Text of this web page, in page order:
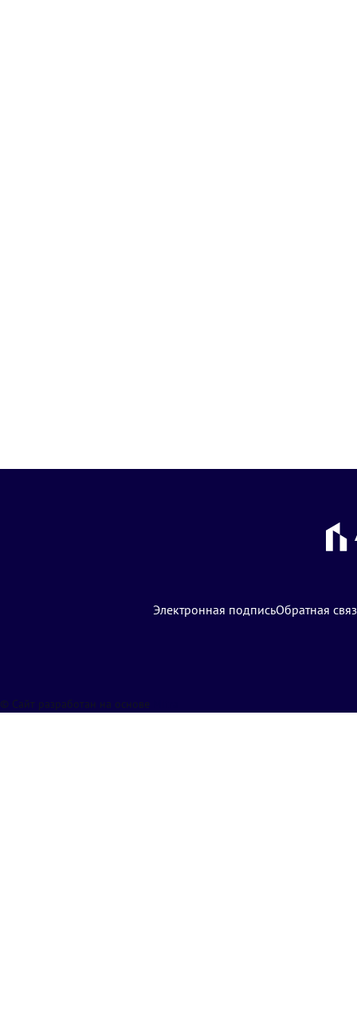
Электронная подписьОбратная
© Сайт разработан на основе